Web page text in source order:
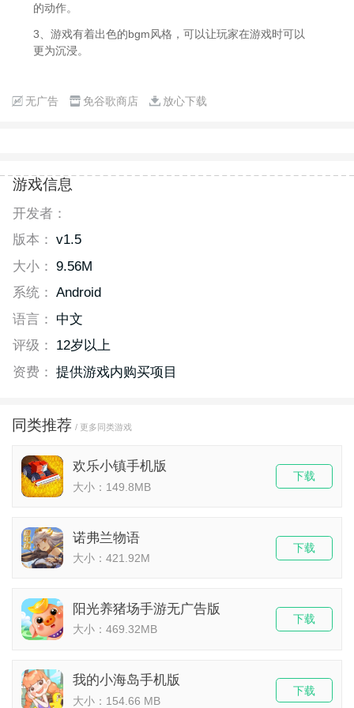
的动作。
3、游戏有着出色的bgm风格，可以让玩家在游戏时可以
更为沉浸。
无广告 免谷歌商店 放心下载
游戏信息
开发者：
版本： v1.5
大小： 9.56M
系统： Android
语言：
中文
评级：
12岁以上
资费： 提供游戏内购买项目
同类推荐 / 更多同类游戏
欢乐小镇手机版
大小：149.8MB
下载
诺弗兰物语
大小：421.92M
下载
阳光养猪场手游无广告版
大小：469.32MB
下载
我的小海岛手机版
大小：154.66 MB
下载